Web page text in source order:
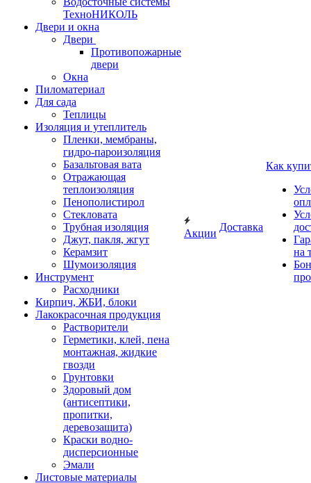
ТехноНИКОЛЬ
Двери и окна
Двери
Противопожарные
двери
Окна
Пиломатериал
Для сада
Теплицы
Изоляция и утеплитель
Пленки, мембраны,
гидро-пароизоляция
Базальтовая вата
Отражающая
теплоизоляция
Пенополистирол
Стекловата
Трубная изоляция
Джут, пакля, жгут
Керамзит
Шумоизоляция
Инструмент
Расходники
Кирпич, ЖБИ, блоки
Лакокрасочная продукция
Растворители
Герметики, клей, пена
монтажная, жидкие
гвозди
Грунтовки
Здоровый дом
(антисептики,
пропитки,
деревозащита)
Краски водно-
дисперсионные
Эмали
Листовые материалы
Акции
Доставка
Как
на